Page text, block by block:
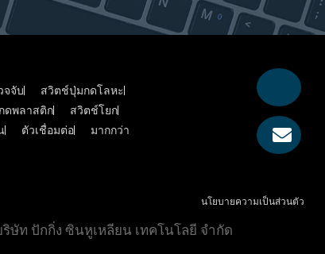
จจับ
สวิตช์ปุ่มกดโลหะ
ดพลาสติก
สวิตช์โยก
ตัวเชื่อมต่อ มากกว่า
นโยบายความเป็นส่วนตัว
ษัท ปักกิ่ง ซินหูเหลียน เทคโนโลยี จำกัด